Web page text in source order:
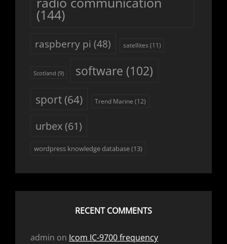
(144)
raspberry pi (48) satellites (11)
Scotland (9) software (102)
sport(64) Trend Marine (12)
urbex(61)
wordpress knowledge database(13)
RECENT COMMENTS
admin on Icom IC-9700 frequency